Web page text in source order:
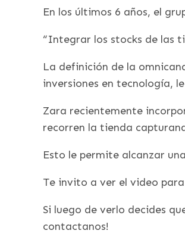
En los últimos 6 años, el
“Integrar los stocks de las
La definición de la
inversiones en tecnología,
Zara recientemente
recorren la tienda
Esto le permite alcanzar
Te invito a ver el video
Si luego de verlo decides
contactanos!